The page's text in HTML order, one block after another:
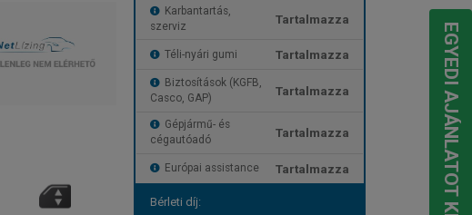
Karbantartás,
szerviz
Tartalmazza
Téli-nyári gumi Tartalmazza
Biztosítások (KGFB,
Casco, GAP)
Tartalmazza
Gépjármű- és
cégautóadó
Tartalmazza
Európai assistance Tartalmazza
Bérleti díj: EGYEDI AJÁNLATOT KÉREK